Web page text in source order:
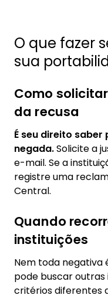
O que fazer
sua
Como
da recusa
É seu direito
negada.Solicite a
e-mail. Se a
registre uma
Central.
Quando
instituições
Nem toda negativa
pode buscar
critérios diferentes